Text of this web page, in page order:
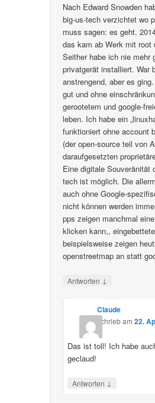
Nach Edward Snowden
big-us-tech verzichtet wo
muss sagen: es geht.
das kam ab Werk mit root
Seither habe ich nie mehr
privatgerät installiert. War
anstrengend, aber es
gut und ohne
gerootetem und google-
leben. Ich habe ein
funktioniert ohne account
(der open-source teil von
daraufgesetzten
Eine digitale Souveränität
tech ist möglich. Die
auch ohne Google-
nicht können werden
pps zeigen manchmal
klicken kann,,
beispielsweise zeigen
openstreetmap an statt
Antworten ↓
Claude
schriebam 22.
Das ist toll! Ich habe
geclaud!
Antworten ↓